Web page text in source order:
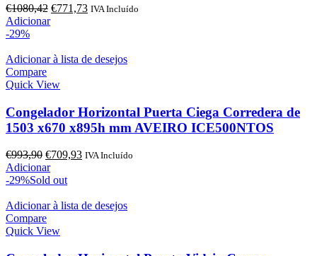
€1080,42 O
preço
€1080,42.
€771,73O
€771,73.
IVA Incluído
Adicionar
-29%
Adicionar à lista de desejos
Compare
Quick View
Congelador Horizontal Puerta Ciega Corredera de
1503 x670 x895h mm AVEIRO ICE500NTOS
€993,90 O
preço
original
€993,90.
€709,93O
€709,93.
IVA Incluído
Adicionar
-29%Sold out
Adicionar à lista de desejos
Compare
Quick View